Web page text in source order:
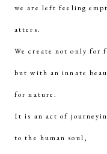
we are left feeling
atters.
We create not only for
but with an innate
for nature.
It is an act of
to the human soul,